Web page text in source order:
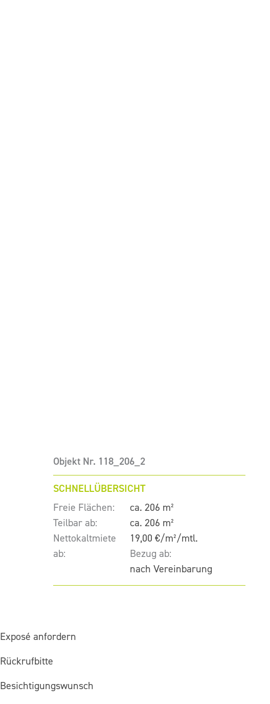
Objekt Nr. 118_206_2
SCHNELLÜBERSICHT
Freie Flächen:
ca. 206 m²
Teilbar ab:
ca. 206 m²
Nettokaltmiete
ab:
19,00 €/m²/mtl.
Bezug ab:
nach Vereinbarung
Exposé anfordern
Rückrufbitte
Besichtigungswunsch